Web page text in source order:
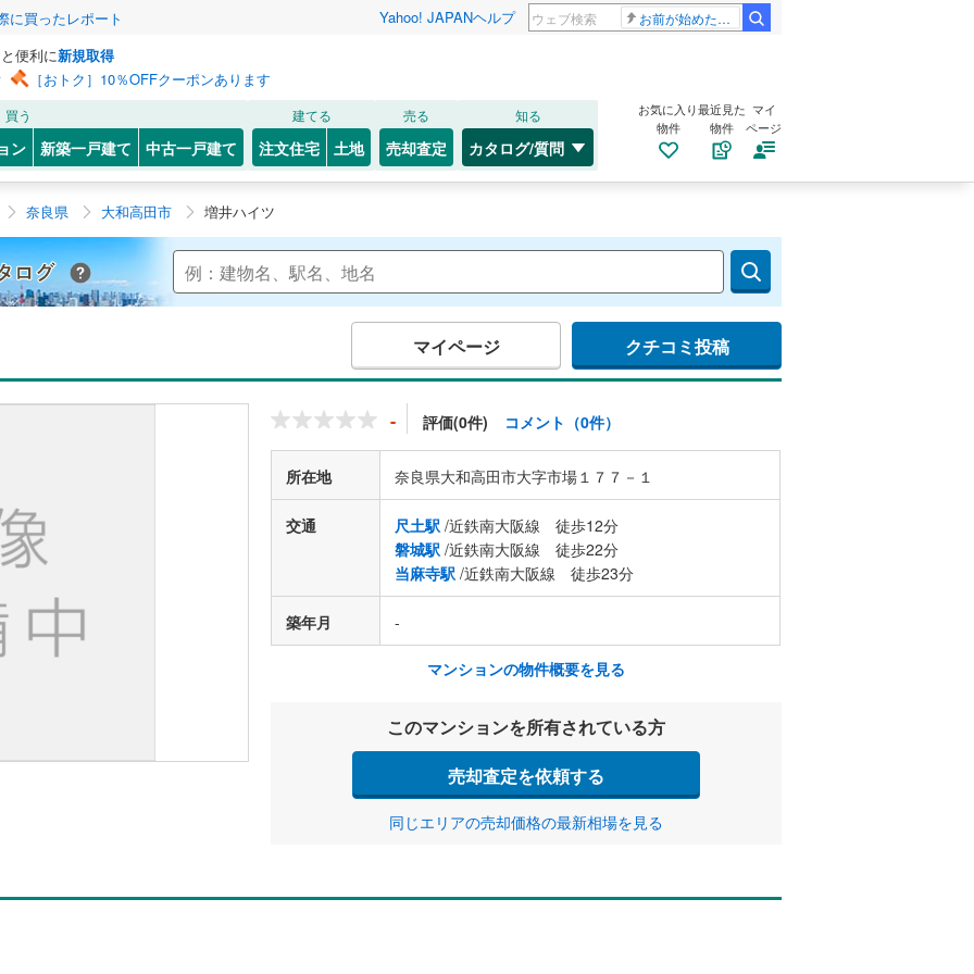
に買ったレポート Yahoo! JAPANヘルプ お前が始めた物語だろ
便利に新規取得
［おトク］10％OFFクーポンあります
買う
ン 新築一戸建て 中古一戸建て
建てる
注文住宅 土地
売る
売却査定
知る
カタログ/質問
お気に入り
物件
最近見た
物件
マイ
ページ
奈良県 大和高田市 増井ハイツ
Yahoo!不動産 マンションカタログ
マイページ クチコミ投稿
- 評価(0件) コメント（0件）
所在地 奈良県大和高田市大字市場１７７－１
交通 尺土駅 /近鉄南大阪線 徒歩12分
磐城駅 /近鉄南大阪線 徒歩22分
当麻寺駅 /近鉄南大阪線 徒歩23分
築年月 -
マンションの物件概要を見る
このマンションを所有されている方
売却査定を依頼する
同じエリアの売却価格の最新相場を見る